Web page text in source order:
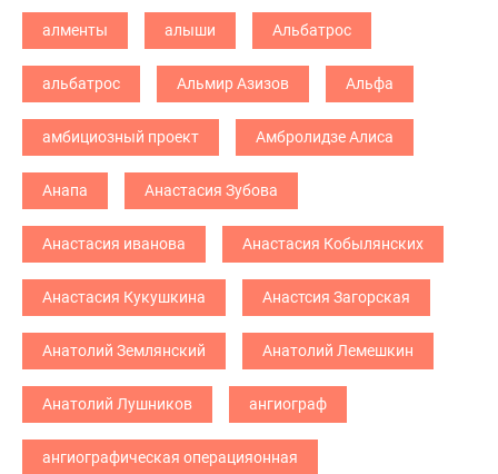
алменты алыши Альбатрос
альбатрос Альмир Азизов Альфа
амбициозный проект Амбролидзе Алиса
Анапа Анастасия Зубова
Анастасия иванова Анастасия Кобылянских
Анастасия Кукушкина Анастсия Загорская
Анатолий Землянский Анатолий Лемешкин
Анатолий Лушников ангиограф
ангиографическая операцияонная